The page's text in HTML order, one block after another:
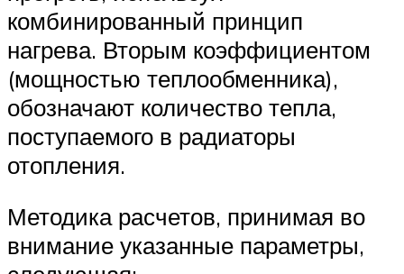
комбинированный принцип
нагрева. Вторым коэффициентом
(мощностью теплообменника),
обозначают количество тепла,
поступаемого в радиаторы
отопления.
Методика расчетов, принимая во
внимание указанные параметры,